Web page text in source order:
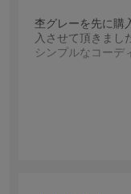
杢グレーを先に購
入させて頂きまし
シンプルなコーデ
アイボリーは、黄